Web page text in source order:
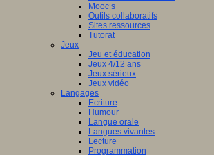
Mooc’s
Outils collaboratifs
Sites ressources
Tutorat
Jeux
Jeu et éducation
Jeux 4/12 ans
Jeux sérieux
Jeux vidéo
Langages
Ecriture
Humour
Langue orale
Langues vivantes
Lecture
Programmation